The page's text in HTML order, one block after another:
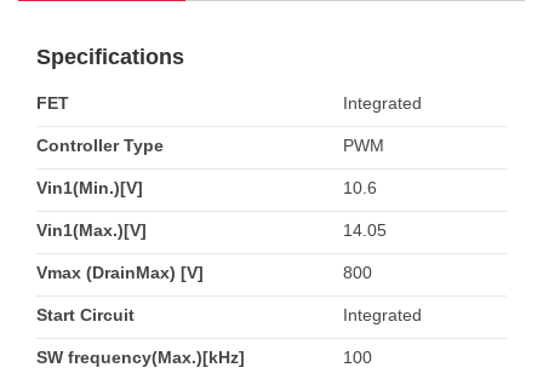
Specifications
FET Integrated
Controller Type PWM
Vin1(Min.)[V] 10.6
Vin1(Max.)[V] 14.05
Vmax (DrainMax) [V] 800
Start Circuit Integrated
SW frequency(Max.)[kHz] 100